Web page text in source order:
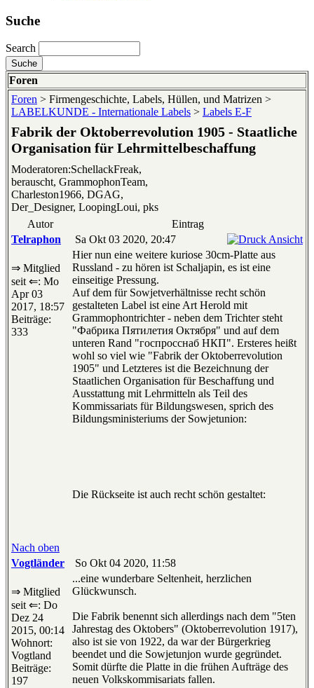
Suche
Search
Foren
Foren > Firmengeschichte, Labels, Hüllen, und Matrizen >
LABELKUNDE - Internationale Labels > Labels E-F
Fabrik der Oktoberrevolution 1905 - Staatliche
Organisation für Lehrmittelbeschaffung
Moderatoren:SchellackFreak,
berauscht, GrammophonTeam,
Charleston1966, DGAG,
Der_Designer, LoopingLoui, pks
Autor
Eintrag
Telraphon
Sa Okt 03 2020, 20:47
⇒ Mitglied
seit ⇐: Mo
Apr 03
2017, 18:57
Beiträge:
333
Hier nun eine weitere kuriose 30cm-Platte aus
Russland - zu hören ist Schaljapin, es ist eine
einseitige Pressung.
Auf dem für Sowjetverhältnisse recht schön
gestalteten Label ist eine Art Herold mit
Grammophontrichter - neben dem Trichter steht
"Фабрика Пятилетия Октября" und auf dem
unteren Rand "госпросснаб НКП". Ersteres heißt
wohl so viel wie "Fabrik der Oktoberrevolution
1905" und Letzteres ist die Bezeichnung der
Staatlichen Organisation für Beschaffung und
Ausstattung mit Lehrmitteln als Teil des
Kommissariats für Bildungswesen, sprich des
Bildungsministeriums der Sowjetunion:
Die Rückseite ist auch recht schön gestaltet:
Nach oben
Vogtländer
So Okt 04 2020, 11:58
⇒ Mitglied
seit ⇐: Do
Dez 24
2015, 00:14
Wohnort:
Vogtland
Beiträge:
197
...eine wunderbare Seltenheit, herzlichen
Glückwunsch.
Die Fabrik benennt sich allerdings nach dem "5ten
Jahrestag des Oktobers" (Oktoberrevolution 1917),
also ist sie von 1922, da war der Bürgerkrieg
beendet und die Sowjetunjon wurde gegründet.
Somit dürfte die Platte in die frühen Aufträge des
neuen Volkskommisariats fallen.